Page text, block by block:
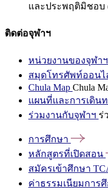
และประพฤติมิชอบ
ติดต่อจุฬาฯ
หน่วยงานของจุฬาฯ
สมุดโทรศัพท์ออนไ
Chula Map Chula
แผนที่และการเดิน
ร่วมงานกับจุฬาฯ ร่
การศึกษา
หลักสูตรที่เปิดสอน
สมัครเข้าศึกษา
ค่าธรรมเนียมการ